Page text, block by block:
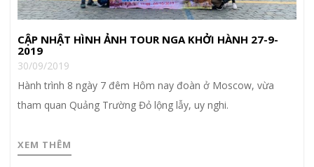
CẬP NHẬT HÌNH ẢNH TOUR NGA KHỞI HÀNH 27-9-
2019
30/09/2019
Hành trình 8 ngày 7 đêm Hôm nay đoàn ở Moscow, vừa
tham quan Quảng Trường Đỏ lộng lẫy, uy nghi.
XEM THÊM